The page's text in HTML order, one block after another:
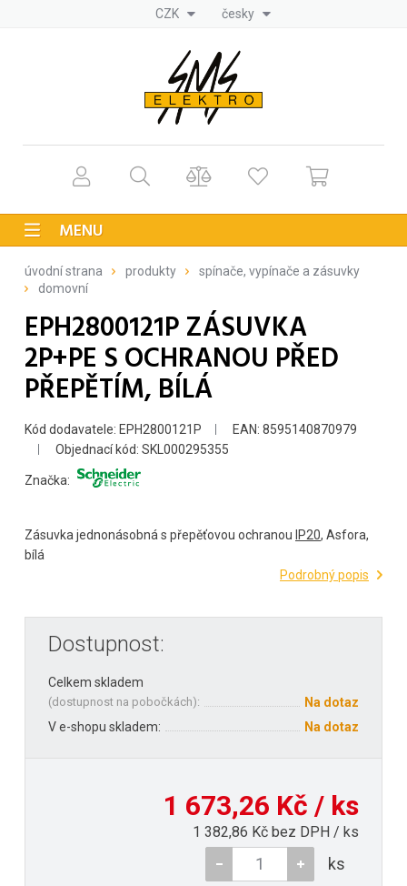
CZK česky
MENU
úvodní strana produkty
spínače, vypínače a zásuvky
domovní
EPH2800121P ZÁSUVKA
2P+PE S OCHRANOU PŘED
PŘEPĚTÍM, BÍLÁ
Kód dodavatele: EPH2800121P
EAN: 8595140870979
Objednací kód: SKL000295355
Značka:
Zásuvka jednonásobná s přepěťovou ochranou IP20, Asfora,
bílá
Podrobný popis
Dostupnost:
Celkem skladem
(dostupnost na pobočkách):
Na dotaz
V e-shopu skladem:
Na dotaz
1 673,26 Kč / ks
1 382,86 Kč bez DPH / ks
ks